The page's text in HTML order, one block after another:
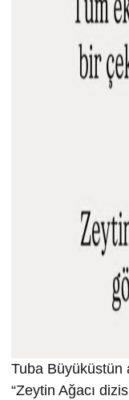
Tuba Büyüküstün
“Zeytin Ağacı